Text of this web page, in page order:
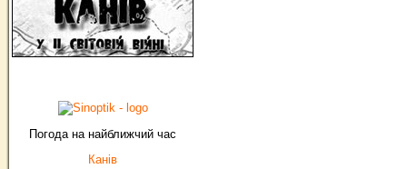
Погода на найближчий час
Канів